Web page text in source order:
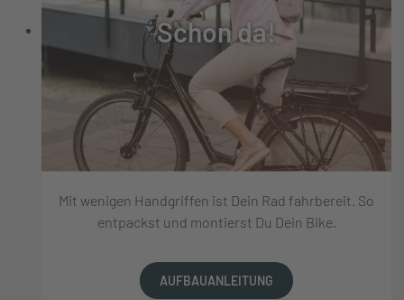
Schon da!
Mit wenigen Handgriffen ist Dein Rad fahrbereit. So
entpackst und montierst Du Dein Bike.
AUFBAUANLEITUNG